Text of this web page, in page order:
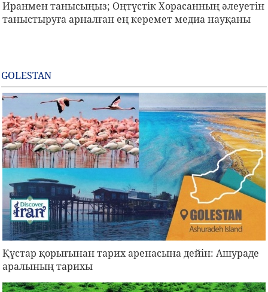
Иранмен танысыңыз; Оңтүстік Хорасанның әлеуетін
таныстыруға арналған ең керемет медиа науқаны
GOLESTAN
Құстар қорығынан тарих аренасына дейін: Ашураде
аралының тарихы